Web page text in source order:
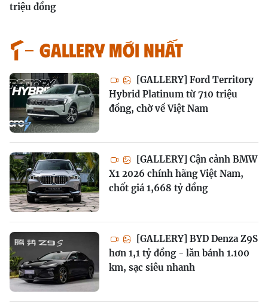
triệu đồng
GALLERY MỚI NHẤT
[GALLERY] Ford Territory
Hybrid Platinum từ 710 triệu
đồng, chờ về Việt Nam
[GALLERY] Cận cảnh BMW
X1 2026 chính hãng Việt Nam,
chốt giá 1,668 tỷ đồng
[GALLERY] BYD Denza Z9S
hơn 1,1 tỷ đồng - lăn bánh 1.100
km, sạc siêu nhanh